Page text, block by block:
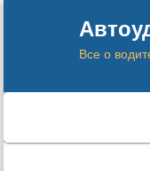
Все о